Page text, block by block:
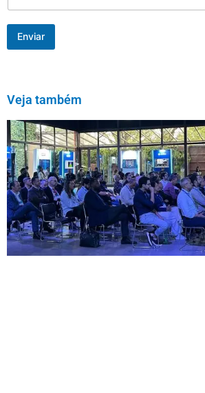
Enviar
Veja também